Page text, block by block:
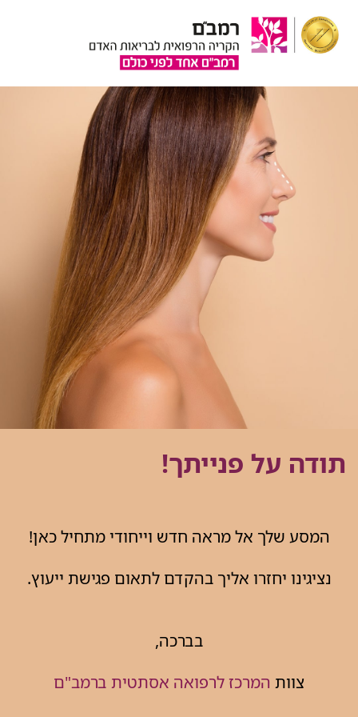
תודה על פנייתך!
המסע שלך אל מראה חדש וייחודי מתחיל כאן!
נציגינו יחזרו אליך בהקדם לתאום פגישת ייעוץ.
בברכה,
צוות המרכז לרפואה אסתטית ברמב"ם